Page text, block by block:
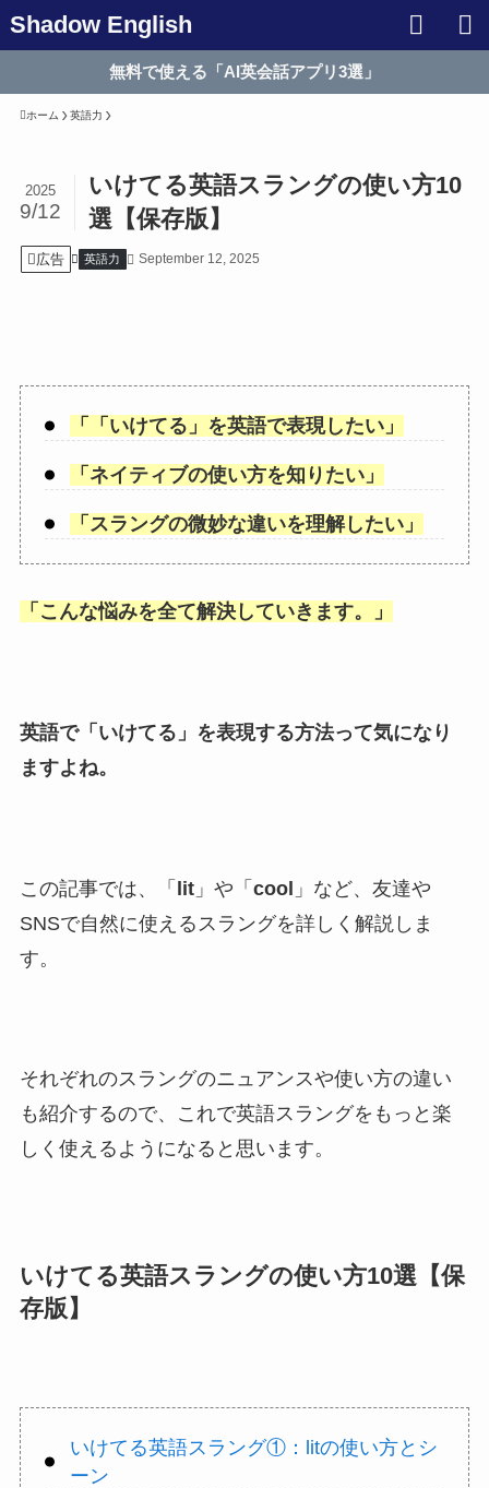
Shadow English
無料で使える「AI英会話アプリ3選」
ホーム 英語力
いけてる英語スラングの使い方10
選【保存版】
2025
9/12
広告 英語力 September 12, 2025
「 「いけてる 」を英語で表現したい」
「 ネイティブの使い方を知りたい」
「 スラングの微妙な違いを理解したい」
「 こんな悩みを全て解決していきます。 」
英語で「 いけてる 」を表現する方法って気になり
ますよね。
この記事では、「 lit」や「 cool 」など、友達や
SNSで自然に使えるスラングを詳しく解説しま
す。
それぞれのスラングのニュアンスや使い方の違い
も紹介するので、これで英語スラングをもっと楽
しく使えるようになると思います。
いけてる英語スラングの使い方10選【保
存版】
いけてる英語スラング①：litの使い方とシ
ーン